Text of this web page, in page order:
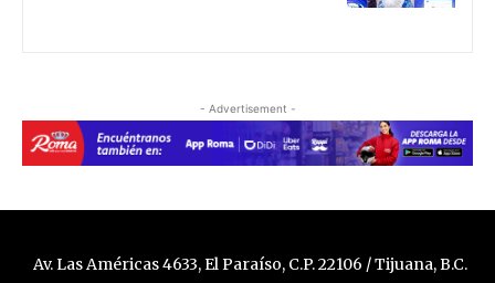
- Advertisement -
Av. Las Américas 4633, El Paraíso, C.P. 22106 / Tijuana, B.C.